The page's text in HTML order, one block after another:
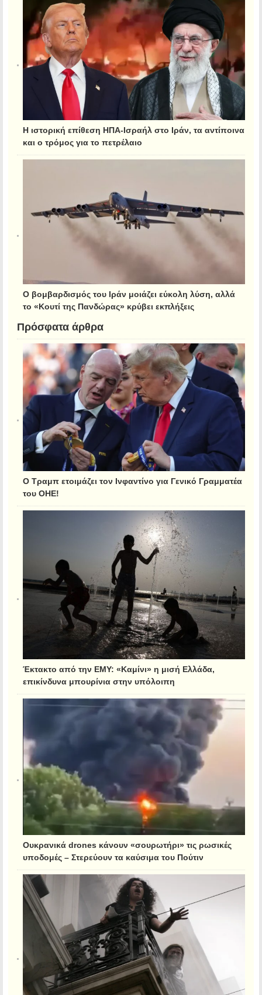
Η ιστορική επίθεση ΗΠΑ-Ισραήλ στο Ιράν, τα αντίποινα
και ο τρόμος για το πετρέλαιο
Ο βομβαρδισμός του Ιράν μοιάζει εύκολη λύση, αλλά
το «Κουτί της Πανδώρας» κρύβει εκπλήξεις
Πρόσφατα άρθρα
Ο Τραμπ ετοιμάζει τον Ινφαντίνο για Γενικό Γραμματέα
του ΟΗΕ!
Έκτακτο από την ΕΜΥ: «Καμίνι» η μισή Ελλάδα,
επικίνδυνα μπουρίνια στην υπόλοιπη
Ουκρανικά drones κάνουν «σουρωτήρι» τις ρωσικές
υποδομές – Στερεύουν τα καύσιμα του Πούτιν